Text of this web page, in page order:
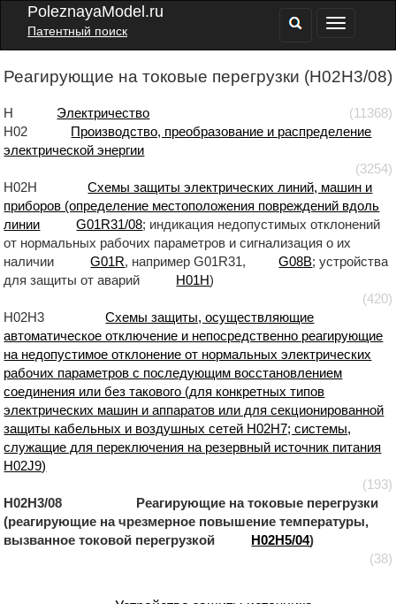
PoleznayaModel.ru
Патентный поиск
Реагирующие на токовые перегрузки (H02H3/08)
H Электричество
(11368)
H02
Производство, преобразование и распределение
электрической энергии
(3254)
H02H
Схемы защиты электрических линий, машин и
приборов (определение местоположения повреждений вдоль
линии
G01R31/08; индикация недопустимых отклонений
от нормальных рабочих параметров и сигнализация о их
наличии
G01R, например G01R31, G08B; устройства
для защиты от аварий
H01H)
(420)
H02H3
Схемы защиты, осуществляющие
автоматическое отключение и непосредственно реагирующие
на недопустимое отклонение от нормальных электрических
рабочих параметров с последующим восстановлением
соединения или без такового (для конкретных типов
электрических машин и аппаратов или для секционированной
защиты кабельных и воздушных сетей H02H7; системы,
служащие для переключения на резервный источник питания
H02J9)
(193)
H02H3/08 Реагирующие на токовые перегрузки
(реагирующие на чрезмерное повышение температуры,
вызванное токовой перегрузкой
H02H5/04)
(38)